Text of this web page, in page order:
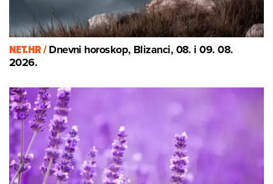
NET.HR /Dnevni horoskop, Blizanci, 08. i 09. 08.
2026.